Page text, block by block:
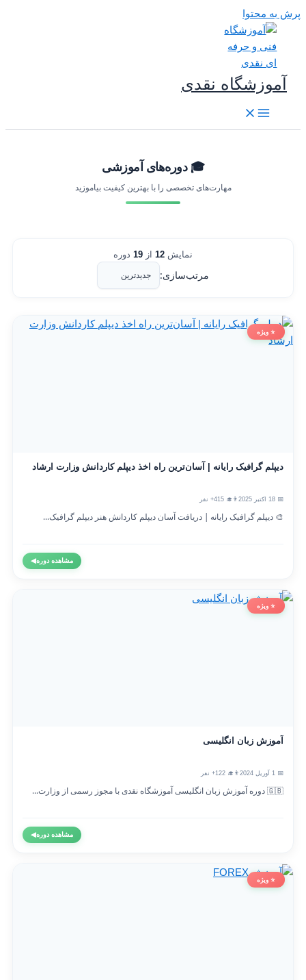
به محتوا
آموزشگاه نقدی
🎓 دوره‌های آموزشی
مهارت‌های تخصصی را با بهترین کیفیت بیاموزید
نمایش12 از 19 دوره
مرتب‌سازی:
⭐ ویژه
دیپلم گرافیک رایانه | آسان‌ترین راه اخذ دیپلم کاردانش وزارت ارشاد
👨‍🎓 415+ نفر
🎨 دیپلم گرافیک رایانه | دریافت آسان دیپلم کاردانش هنر دیپلم گرافیک...
مشاهده دوره◀
⭐ ویژه
آموزش زبان انگلیسی
👨‍🎓 122+ نفر
🇬🇧 دوره آموزش زبان انگلیسی آموزشگاه نقدی با مجوز رسمی از وزارت...
مشاهده دوره◀
⭐ ویژه